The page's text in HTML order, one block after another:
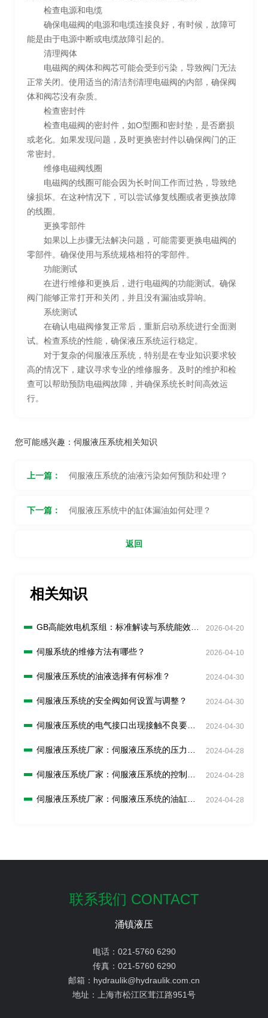
检查电源和电缆
确保电磁阀的电源和电缆连接良好，有时候，故障可
能是由于电源中断或电缆故障引起的。
清理阀体
电磁阀的阀体和阀芯可能会受到污染，导致阀门无法
正常关闭。使用适当的清洁剂清理电磁阀的内部，确保阀
体和阀芯没有杂质。
检查密封件
检查电磁阀的密封件，如O型圈和密封垫，是否磨损
或老化。如果发现问题，及时更换密封件以确保阀门的正
常密封。
维修电磁阀线圈
电磁阀的线圈可能会因为长时间工作而过热，导致绝
缘损坏。在这种情况下，可以尝试修复线圈或者更换故障
的线圈。
更换零部件
如果以上步骤无法解决问题，可能需要更换电磁阀的
零部件。确保使用与系统规格相符的零部件。
功能测试
在进行维修和更换后，进行电磁阀的功能测试。确保
阀门能够正常打开和关闭，并且没有漏油或异响。
系统测试
在确认电磁阀修复正常后，重新启动系统进行全面测
试。检查系统的性能，确保液压系统运行稳定。
对于复杂的伺服液压系统，特别是在专业知识要求较
高的情况下，建议寻求专业的维修服务。及时的维护和检
查可以帮助预防电磁阀故障，并确保系统长时间高效运
行。
您可能感兴趣： 伺服液压系统相关知识
上一篇： 伺服液压系统的油液污染如何预防和处理？
下一篇： 伺服液压系统中的缸体漏油如何处理？
返回
相关知识
GB高能效电机泵组：标准解读与系统能效分
2026-04-20
伺服系统的维修方法有哪些？ 2026-04-10
伺服液压系统的油液选择有何标准？ 2024-04-30
伺服液压系统的安全阀如何设置与调整？ 2024-04-30
伺服液压系统的电气接口出现接触不良要怎
2024-04-30
伺服液压系统厂家：伺服液压系统的压力传
2024-04-28
伺服液压系统厂家：伺服液压系统的控制回
2024-04-28
伺服液压系统厂家：伺服液压系统的油缸如
2024-04-28
联系我们 CONTACT
涌镇液压
电话： 021-5760 6290
传真： 021-5760 6290
邮箱： hydraulik@hydraulik.com.cn
地址：
上海市松江区茸江路951号